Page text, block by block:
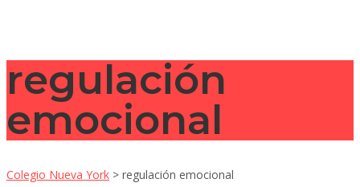
regulación
emocional
Colegio Nueva York > regulación emocional